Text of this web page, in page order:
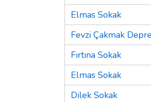
Elmas Sokak
Fevzi Çakmak
Fırtına Sokak
Elmas Sokak
Dilek Sokak